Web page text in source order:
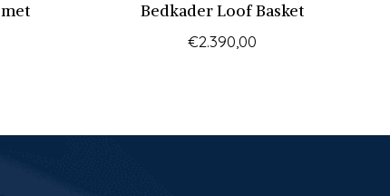
Bedkader Loof Basket
€2.390,00